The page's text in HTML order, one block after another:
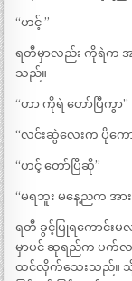
“ဟင့် ”
ရတီမှာလည်း ကိုရဲက အ
သည်။
“ဟာ ကိုရဲ တော်ပြီကွာ”
“လင်းဆွဲလေးက ပိုက
“ဟင့် တော်ပြီဆို”
“မရဘူး မနေ့ညက အာ
ရတီ ခွင့်ပြုရကောင်းမ
မှာပင် ဆုရည်က ပက်လ
ထင်လိုက်သေးသည်။ သို့